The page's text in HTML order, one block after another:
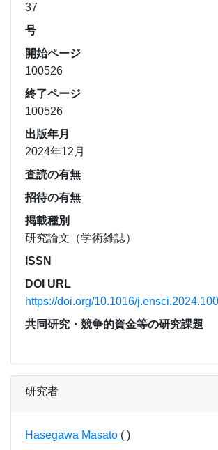
37
号
開始ページ
100526
終了ページ
100526
出版年月
2024年12月
査読の有無
招待の有無
掲載種別
研究論文（学術雑誌）
ISSN
DOI URL
https://doi.org/10.1016/
共同研究・競争的資金等の研究課題
研究者
Hasegawa Masato ( )